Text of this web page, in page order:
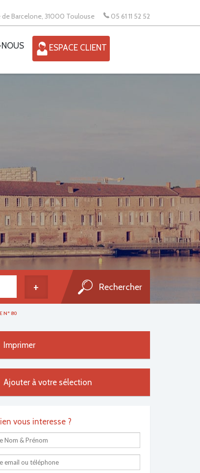
de Barcelone, 31000 Toulouse 05 61 11 52 52
ESPACE CLIENT
+
N° 80
Imprimer
Ajouter à votre sélection
vous interesse ?